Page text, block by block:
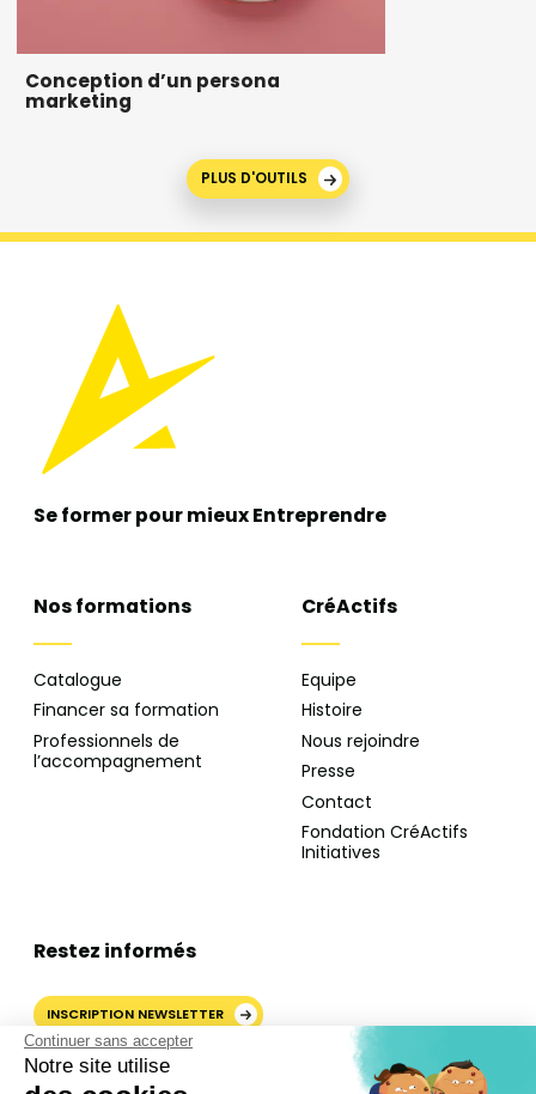
Continuer sans accepter
Notre site utilise
Conception d’un persona
marketing
PLUS D'OUTILS
Se former pour mieuxEntreprendre
Nos formations
Catalogue
Financer sa formation
Professionnels de
l’accompagnement
CréActifs
Equipe
Histoire
Nous rejoindre
Presse
Contact
Fondation CréActifs
Initiatives
Restez informés
INSCRIPTION NEWSLETTER